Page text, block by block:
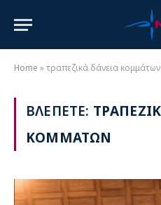
Home »τραπεζικά δάνεια κομμάτων
ΒΛΕΠΕΤΕ:
ΚΟΜΜΑΤΩΝ